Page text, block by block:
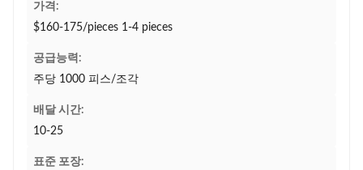
가격:
$160-175/pieces 1-4 pieces
공급능력:
주당 1000 피스/조각
배달 시간:
10-25
표준 포장: